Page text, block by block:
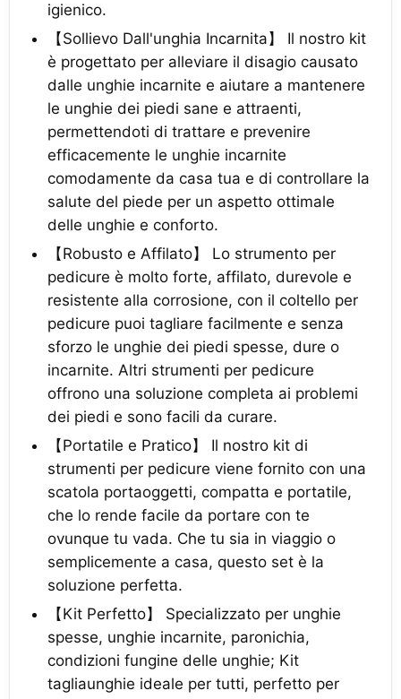
igienico.
【Sollievo Dall'unghia Incarnita】 Il nostro kit
è progettato per alleviare il disagio causato
dalle unghie incarnite e aiutare a mantenere
le unghie dei piedi sane e attraenti,
permettendoti di trattare e prevenire
efficacemente le unghie incarnite
comodamente da casa tua e di controllare la
salute del piede per un aspetto ottimale
delle unghie e conforto.
【Robusto e Affilato】 Lo strumento per
pedicure è molto forte, affilato, durevole e
resistente alla corrosione, con il coltello per
pedicure puoi tagliare facilmente e senza
sforzo le unghie dei piedi spesse, dure o
incarnite. Altri strumenti per pedicure
offrono una soluzione completa ai problemi
dei piedi e sono facili da curare.
【Portatile e Pratico】 Il nostro kit di
strumenti per pedicure viene fornito con una
scatola portaoggetti, compatta e portatile,
che lo rende facile da portare con te
ovunque tu vada. Che tu sia in viaggio o
semplicemente a casa, questo set è la
soluzione perfetta.
【Kit Perfetto】 Specializzato per unghie
spesse, unghie incarnite, paronichia,
condizioni fungine delle unghie; Kit
tagliaunghie ideale per tutti, perfetto per